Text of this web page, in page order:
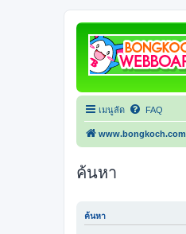
เมนูลัด FAQ
www.bongkoch.com
ค้นหา
ค้นหา